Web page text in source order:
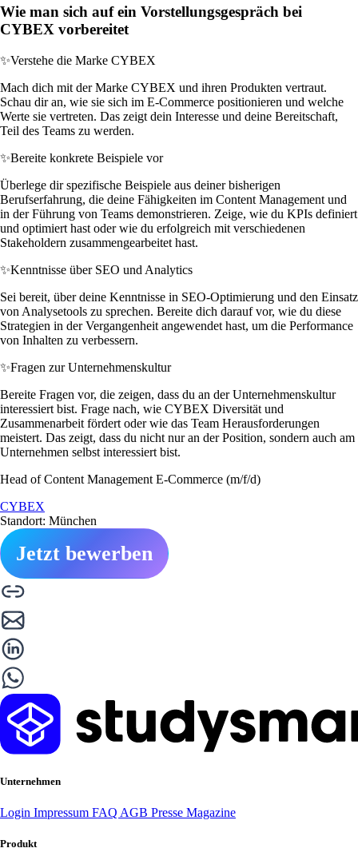
Wie man sich auf ein Vorstellungsgespräch bei
CYBEX vorbereitet
✨Verstehe die Marke CYBEX
Mach dich mit der Marke CYBEX und ihren Produkten vertraut.
Schau dir an, wie sie sich im E-Commerce positionieren und welche
Werte sie vertreten. Das zeigt dein Interesse und deine Bereitschaft,
Teil des Teams zu werden.
✨Bereite konkrete Beispiele vor
Überlege dir spezifische Beispiele aus deiner bisherigen
Berufserfahrung, die deine Fähigkeiten im Content Management und
in der Führung von Teams demonstrieren. Zeige, wie du KPIs definiert
und optimiert hast oder wie du erfolgreich mit verschiedenen
Stakeholdern zusammengearbeitet hast.
✨Kenntnisse über SEO und Analytics
Sei bereit, über deine Kenntnisse in SEO-Optimierung und den Einsatz
von Analysetools zu sprechen. Bereite dich darauf vor, wie du diese
Strategien in der Vergangenheit angewendet hast, um die Performance
von Inhalten zu verbessern.
✨Fragen zur Unternehmenskultur
Bereite Fragen vor, die zeigen, dass du an der Unternehmenskultur
interessiert bist. Frage nach, wie CYBEX Diversität und
Zusammenarbeit fördert oder wie das Team Herausforderungen
meistert. Das zeigt, dass du nicht nur an der Position, sondern auch am
Unternehmen selbst interessiert bist.
Head of Content Management E-Commerce (m/f/d)
CYBEX
Standort: München
Jetzt bewerben
Unternehmen
Login Impressum FAQ AGB Presse Magazine
Produkt